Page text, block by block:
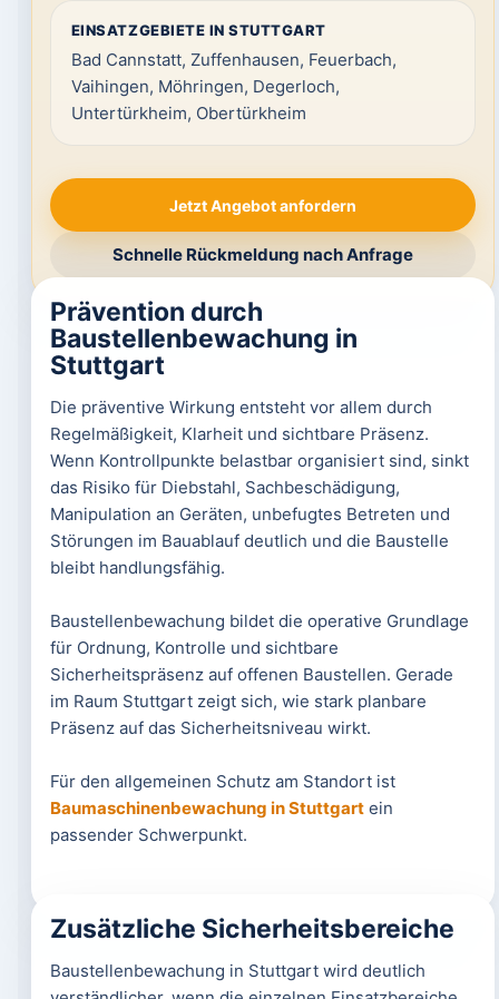
EINSATZGEBIETE IN STUTTGART
Bad Cannstatt, Zuffenhausen, Feuerbach,
Vaihingen, Möhringen, Degerloch,
Untertürkheim, Obertürkheim
Jetzt Angebot anfordern
Schnelle Rückmeldung nach Anfrage
Prävention durch
Baustellenbewachung in
Stuttgart
Die präventive Wirkung entsteht vor allem durch
Regelmäßigkeit, Klarheit und sichtbare Präsenz.
Wenn Kontrollpunkte belastbar organisiert sind, sinkt
das Risiko für Diebstahl, Sachbeschädigung,
Manipulation an Geräten, unbefugtes Betreten und
Störungen im Bauablauf deutlich und die Baustelle
bleibt handlungsfähig.
Baustellenbewachung bildet die operative Grundlage
für Ordnung, Kontrolle und sichtbare
Sicherheitspräsenz auf offenen Baustellen. Gerade
im Raum Stuttgart zeigt sich, wie stark planbare
Präsenz auf das Sicherheitsniveau wirkt.
Für den allgemeinen Schutz am Standort ist
Baumaschinenbewachung in Stuttgartein
passender Schwerpunkt.
Zusätzliche Sicherheitsbereiche
Baustellenbewachung in Stuttgart wird deutlich